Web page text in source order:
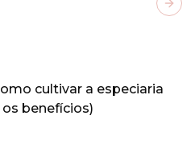
cultivar a especiaria
benefícios)